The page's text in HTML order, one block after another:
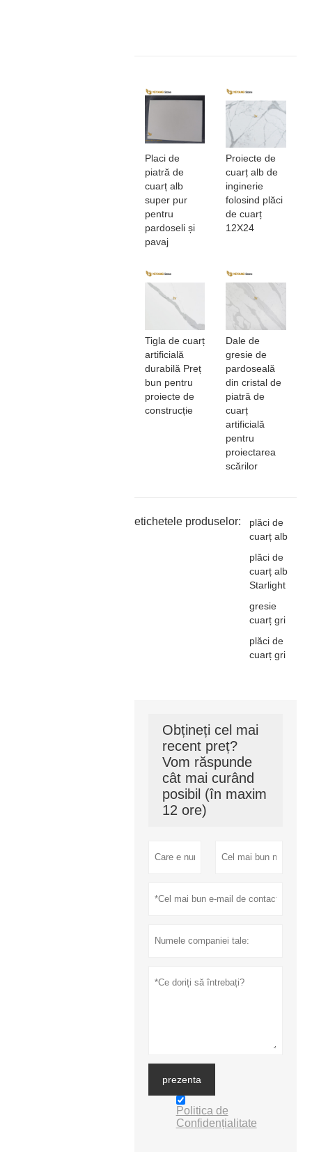
Placi de
piatră de
cuarț alb
super pur
pentru
pardoseli și
pavaj
Proiecte de
cuarț alb de
inginerie
folosind plăci
de cuarț
12X24
Tigla de cuarț
artificială
durabilă Preț
bun pentru
proiecte de
construcție
Dale de
gresie de
pardoseală
din cristal de
piatră de
cuarț
artificială
pentru
proiectarea
scărilor
etichetele produselor:
plăci de
cuarț alb
plăci de
cuarț alb
Starlight
gresie
cuarț gri
plăci de
cuarț gri
Obțineți cel mai
recent preț?
Vom răspunde
cât mai curând
posibil (în maxim
12 ore)
prezenta
Politica de
Confidențialitate